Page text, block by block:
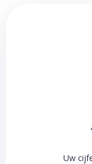
Uw